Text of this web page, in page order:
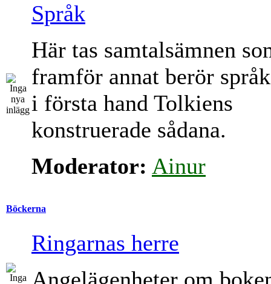
Språk
Här tas samtalsämnen
framför annat berör
i första hand Tolkiens
konstruerade sådana.
Moderator: Ainur
Böckerna
Ringarnas herre